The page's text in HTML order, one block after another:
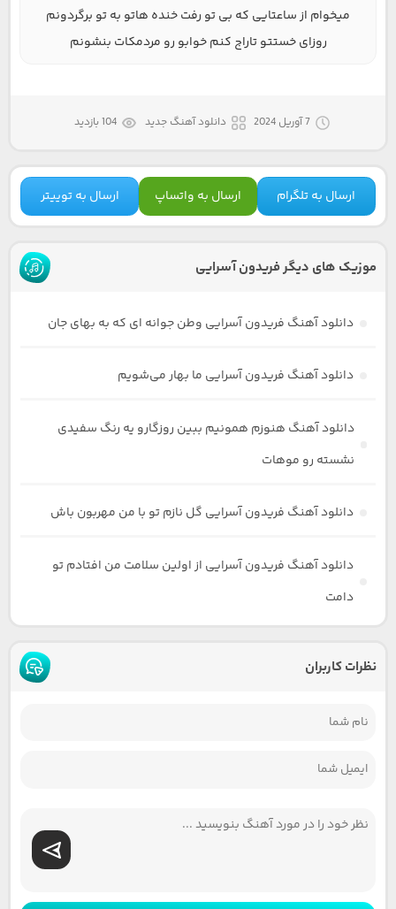
میخوام از ساعتایی که بی تو رفت خنده هاتو به تو برگردونم
روزای خستتو تاراج کنم خوابو رو مردمکات بنشونم
7 آوریل 2024 دانلود آهنگ جدید 104 بازدید
ارسال به تلگرام ارسال به واتساپ ارسال به توییتر
موزیک های دیگر فریدون آسرایی
دانلود آهنگ فریدون آسرایی وطن جوانه ای که به بهای جان
دانلود آهنگ فریدون آسرایی ما بهار می‌شویم
دانلود آهنگ هنوزم همونیم ببین روزگارو یه رنگ سفیدی
نشسته رو موهات
دانلود آهنگ فریدون آسرایی گل نازم تو با من مهربون باش
دانلود آهنگ فریدون آسرایی از اولین سلامت من افتادم تو
دامت
نظرات کاربران